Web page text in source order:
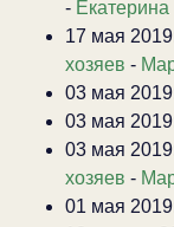
- Екатерина
17 мая
хозяев -
03 мая
03 мая
03 мая
хозяев -
01 мая